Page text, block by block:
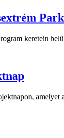
keretein
amelyet